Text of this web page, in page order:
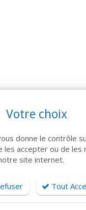
également ces
Votre choix
donne le contrôle
les accepter ou de
site internet.
Tout